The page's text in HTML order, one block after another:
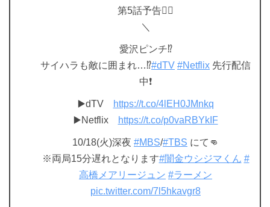
第5話予告❤️‍🔥
＼
愛沢ピンチ⁉︎
サイハラも敵に囲まれ…⁉︎#dTV #Netflix 先行配信
中❗️
▶️dTV
https://t.co/4lEH0JMnkq
▶️Netflix
https://t.co/p0vaRBYkIF
10/18(火)深夜 #MBS/#TBS にて👊
※両局15分遅れとなります#闇金ウシジマくん #
高橋メアリージュン #ラーメン
pic.twitter.com/7l5hkavgr8